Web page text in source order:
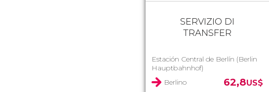
SERVIZIO DI
TRANSFER
Estación Central de Berlín (Berlin
Hauptbahnhof)
Berlino
62,8US$